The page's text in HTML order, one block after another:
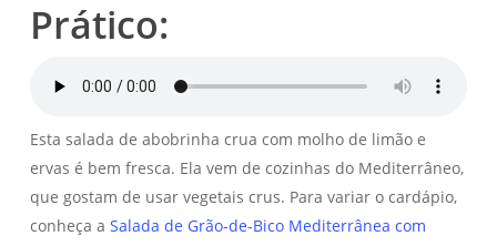
Prático:
Esta salada de abobrinha crua com molho de limão e
ervas é bem fresca. Ela vem de cozinhas do Mediterrâneo,
que gostam de usar vegetais crus. Para variar o cardápio,
conheça a Salada de Grão-de-Bico Mediterrânea com